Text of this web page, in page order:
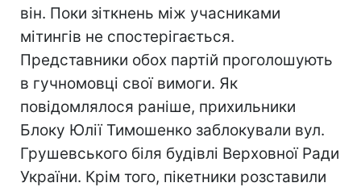
він. Поки зіткнень між учасниками
мітингів не спостерігається.
Представники обох партій проголошують
в гучномовці свої вимоги. Як
повідомлялося раніше, прихильники
Блоку Юлії Тимошенко заблокували вул.
Грушевського біля будівлі Верховної Ради
України. Крім того, пікетники розставили